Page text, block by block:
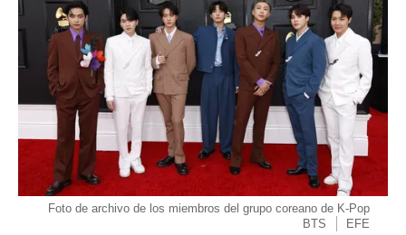
Foto de archivo de los miembros del grupo coreano de K-Pop
BTS
EFE